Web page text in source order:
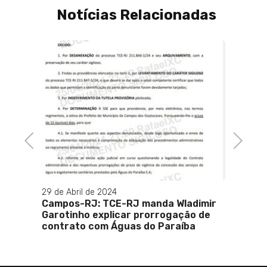
Notícias Relacionadas
Previous
29 de Abril de 2024
Campos-RJ: TCE-RJ manda Wladimir
Garotinho explicar prorrogação de
contrato com Águas do Paraíba
Next